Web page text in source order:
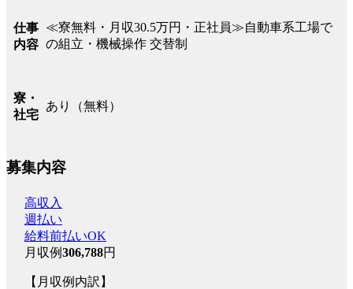
仕事
内容
≪寮無料・月収30.5万円・正社員≫自動車系工場で
の組立・機械操作 交替制
寮・
社宅
あり（無料）
募集内容
高収入
週払い
給料前払いOK
月収例306,788円
【月収例内訳】